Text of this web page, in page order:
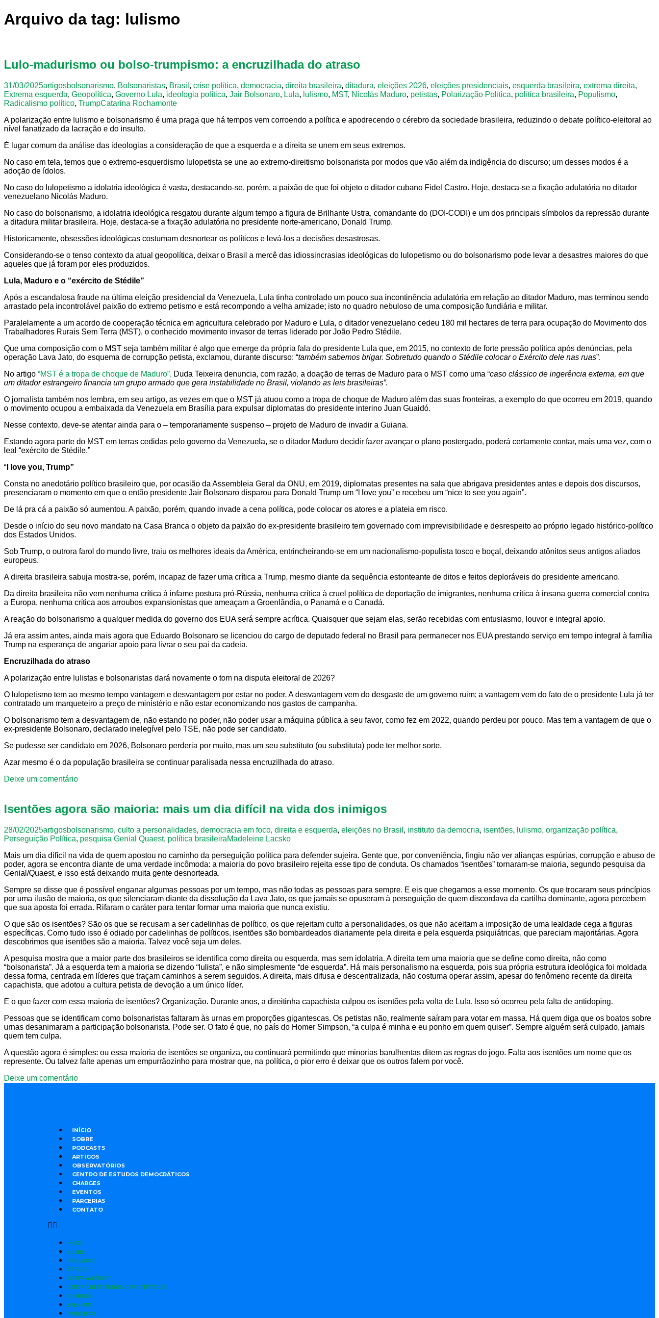
Arquivo da tag: lulismo
Lulo-madurismo ou bolso-trumpismo: a encruzilhada do atraso
31/03/2025artigosbolsonarismo, Bolsonaristas, Brasil , crise política, democracia, direita brasileira, ditadura, eleições 2026, eleições presidenciais, esquerda brasileira, extrema direita,
Extrema esquerda, Geopolítica, Governo Lula, ideologia política, Jair Bolsonaro, Lula, lulismo, MST, Nicolás Maduro, petistas, Polarização Política, política brasileira, Populismo,
Radicalismo político, TrumpCatarina Rochamonte
A polarização entre lulismo e bolsonarismo é uma praga que há tempos vem corroendo a política e apodrecendo o cérebro da sociedade brasileira, reduzindo o debate político-eleitoral ao
nível fanatizado da lacração e do insulto.
É lugar comum da análise das ideologias a consideração de que a esquerda e a direita se unem em seus extremos.
No caso em tela, temos que o extremo-esquerdismo lulopetista se une ao extremo-direitismo bolsonarista por modos que vão além da indigência do discurso; um desses modos é a
adoção de ídolos.
No caso do lulopetismo a idolatria ideológica é vasta, destacando-se, porém, a paixão de que foi objeto o ditador cubano Fidel Castro. Hoje, destaca-se a fixação adulatória no ditador
venezuelano Nicolás Maduro.
No caso do bolsonarismo, a idolatria ideológica resgatou durante algum tempo a figura de Brilhante Ustra, comandante do (DOI-CODI) e um dos principais símbolos da repressão durante
a ditadura militar brasileira. Hoje, destaca-se a fixação adulatória no presidente norte-americano, Donald Trump.
Historicamente, obsessões ideológicas costumam desnortear os políticos e levá-los a decisões desastrosas.
Considerando-se o tenso contexto da atual geopolítica, deixar o Brasil a mercê das idiossincrasias ideológicas do lulopetismo ou do bolsonarismo pode levar a desastres maiores do que
aqueles que já foram por eles produzidos.
Lula, Maduro e o “exército de Stédile”
Após a escandalosa fraude na última eleição presidencial da Venezuela, Lula tinha controlado um pouco sua incontinência adulatória em relação ao ditador Maduro, mas terminou sendo
arrastado pela incontrolável paixão do extremo petismo e está recompondo a velha amizade; isto no quadro nebuloso de uma composição fundiária e militar.
Paralelamente a um acordo de cooperação técnica em agricultura celebrado por Maduro e Lula, o ditador venezuelano cedeu 180 mil hectares de terra para ocupação do Movimento dos
Trabalhadores Rurais Sem Terra (MST), o conhecido movimento invasor de terras liderado por João Pedro Stédile.
Que uma composição com o MST seja também militar é algo que emerge da própria fala do presidente Lula que, em 2015, no contexto de forte pressão política após denúncias, pela
operação Lava Jato, do esquema de corrupção petista, exclamou, durante discurso: “também sabemos brigar. Sobretudo quando o Stédile colocar o Exército dele nas ruas”.
No artigo “MST é a tropa de choque de Maduro”, Duda Teixeira denuncia, com razão, a doação de terras de Maduro para o MST como uma “caso clássico de ingerência externa, em que
um ditador estrangeiro financia um grupo armado que gera instabilidade no Brasil, violando as leis brasileiras”.
O jornalista também nos lembra, em seu artigo, as vezes em que o MST já atuou como a tropa de choque de Maduro além das suas fronteiras, a exemplo do que ocorreu em 2019, quando
o movimento ocupou a embaixada da Venezuela em Brasília para expulsar diplomatas do presidente interino Juan Guaidó.
Nesse contexto, deve-se atentar ainda para o – temporariamente suspenso – projeto de Maduro de invadir a Guiana.
Estando agora parte do MST em terras cedidas pelo governo da Venezuela, se o ditador Maduro decidir fazer avançar o plano postergado, poderá certamente contar, mais uma vez, com o
leal “exército de Stédile.”
“ I love you, Trump”
Consta no anedotário político brasileiro que, por ocasião da Assembleia Geral da ONU, em 2019, diplomatas presentes na sala que abrigava presidentes antes e depois dos discursos,
presenciaram o momento em que o então presidente Jair Bolsonaro disparou para Donald Trump um “I love you” e recebeu um “nice to see you again”.
De lá pra cá a paixão só aumentou. A paixão, porém, quando invade a cena política, pode colocar os atores e a plateia em risco.
Desde o início do seu novo mandato na Casa Branca o objeto da paixão do ex-presidente brasileiro tem governado com imprevisibilidade e desrespeito ao próprio legado histórico-político
dos Estados Unidos.
Sob Trump, o outrora farol do mundo livre, traiu os melhores ideais da América, entrincheirando-se em um nacionalismo-populista tosco e boçal, deixando atônitos seus antigos aliados
europeus.
A direita brasileira sabuja mostra-se, porém, incapaz de fazer uma crítica a Trump, mesmo diante da sequência estonteante de ditos e feitos deploráveis do presidente americano.
Da direita brasileira não vem nenhuma crítica à infame postura pró-Rússia, nenhuma crítica à cruel política de deportação de imigrantes, nenhuma crítica à insana guerra comercial contra
a Europa, nenhuma crítica aos arroubos expansionistas que ameaçam a Groenlândia, o Panamá e o Canadá.
A reação do bolsonarismo a qualquer medida do governo dos EUA será sempre acrítica. Quaisquer que sejam elas, serão recebidas com entusiasmo, louvor e integral apoio.
Já era assim antes, ainda mais agora que Eduardo Bolsonaro se licenciou do cargo de deputado federal no Brasil para permanecer nos EUA prestando serviço em tempo integral à família
Trump na esperança de angariar apoio para livrar o seu pai da cadeia.
Encruzilhada do atraso
A polarização entre lulistas e bolsonaristas dará novamente o tom na disputa eleitoral de 2026?
O lulopetismo tem ao mesmo tempo vantagem e desvantagem por estar no poder. A desvantagem vem do desgaste de um governo ruim; a vantagem vem do fato de o presidente Lula já ter
contratado um marqueteiro a preço de ministério e não estar economizando nos gastos de campanha.
O bolsonarismo tem a desvantagem de, não estando no poder, não poder usar a máquina pública a seu favor, como fez em 2022, quando perdeu por pouco. Mas tem a vantagem de que o
ex-presidente Bolsonaro, declarado inelegível pelo TSE, não pode ser candidato.
Se pudesse ser candidato em 2026, Bolsonaro perderia por muito, mas um seu substituto (ou substituta) pode ter melhor sorte.
Azar mesmo é o da população brasileira se continuar paralisada nessa encruzilhada do atraso.
Deixe um comentário
Isentões agora são maioria: mais um dia difícil na vida dos inimigos
28/02/2025artigosbolsonarismo, culto a personalidades, democracia em foco, direita e esquerda, eleições no Brasil , instituto da democria, isentões, lulismo, organização política,
Perseguição Política, pesquisa Genial Quaest, política brasileiraMadeleine Lacsko
Mais um dia difícil na vida de quem apostou no caminho da perseguição política para defender sujeira. Gente que, por conveniência, fingiu não ver alianças espúrias, corrupção e abuso de
poder, agora se encontra diante de uma verdade incômoda: a maioria do povo brasileiro rejeita esse tipo de conduta. Os chamados “isentões” tornaram-se maioria, segundo pesquisa da
Genial/Quaest, e isso está deixando muita gente desnorteada.
Sempre se disse que é possível enganar algumas pessoas por um tempo, mas não todas as pessoas para sempre. E eis que chegamos a esse momento. Os que trocaram seus princípios
por uma ilusão de maioria, os que silenciaram diante da dissolução da Lava Jato, os que jamais se opuseram à perseguição de quem discordava da cartilha dominante, agora percebem
que sua aposta foi errada. Rifaram o caráter para tentar formar uma maioria que nunca existiu.
O que são os isentões? São os que se recusam a ser cadelinhas de político, os que rejeitam culto a personalidades, os que não aceitam a imposição de uma lealdade cega a figuras
específicas. Como tudo isso é odiado por cadelinhas de políticos, isentões são bombardeados diariamente pela direita e pela esquerda psiquiátricas, que pareciam majoritárias. Agora
descobrimos que isentões são a maioria. Talvez você seja um deles.
A pesquisa mostra que a maior parte dos brasileiros se identifica como direita ou esquerda, mas sem idolatria. A direita tem uma maioria que se define como direita, não como
“bolsonarista”. Já a esquerda tem a maioria se dizendo “lulista”, e não simplesmente “de esquerda”. Há mais personalismo na esquerda, pois sua própria estrutura ideológica foi moldada
dessa forma, centrada em líderes que traçam caminhos a serem seguidos. A direita, mais difusa e descentralizada, não costuma operar assim, apesar do fenômeno recente da direita
capachista, que adotou a cultura petista de devoção a um único líder.
E o que fazer com essa maioria de isentões? Organização. Durante anos, a direitinha capachista culpou os isentões pela volta de Lula. Isso só ocorreu pela falta de antidoping.
Pessoas que se identificam como bolsonaristas faltaram às urnas em proporções gigantescas. Os petistas não, realmente saíram para votar em massa. Há quem diga que os boatos sobre
urnas desanimaram a participação bolsonarista. Pode ser. O fato é que, no país do Homer Simpson, “a culpa é minha e eu ponho em quem quiser”. Sempre alguém será culpado, jamais
quem tem culpa.
A questão agora é simples: ou essa maioria de isentões se organiza, ou continuará permitindo que minorias barulhentas ditem as regras do jogo. Falta aos isentões um nome que os
represente. Ou talvez falte apenas um empurrãozinho para mostrar que, na política, o pior erro é deixar que os outros falem por você.
Deixe um comentário
INÍCIO
SOBRE
PODCASTS
ARTIGOS
OBSERVATÓRIOS
CENTRO DE ESTUDOS DEMOCRÁTICOS
CHARGES
EVENTOS
PARCERIAS
CONTATO
INÍCIO
SOBRE
PODCASTS
ARTIGOS
OBSERVATÓRIOS
CENTRO DE ESTUDOS DEMOCRÁTICOS
CHARGES
EVENTOS
PARCERIAS